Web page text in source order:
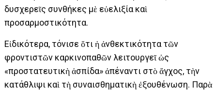
δυσχερεῖς συνθήκες μὲ εὐελιξία καὶ
προσαρμοστικότητα.
Εἰδικότερα, τόνισε ὅτι ἡ ἀνθεκτικότητα τῶν
φροντιστῶν καρκινοπαθῶν λειτουργεῖ ὡς
«προστατευτικὴ ἀσπίδα» ἀπέναντι στὸ ἄγχος, τὴν
κατάθλιψι καὶ τὴ συναισθηματικὴ ἐξουθένωση. Παρὰ